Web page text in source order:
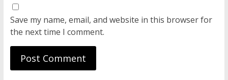
Save my name, email, and website in this browser for
the next time I comment.